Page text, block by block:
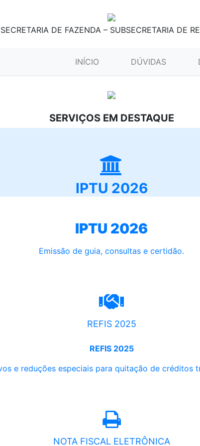
SECRETARIA DE FAZENDA – SUBSECRETARIA DE
INÍCIO (CURRENT)DÚVIDAS
SERVIÇOS EM DESTAQUE
IPTU 2026
IPTU 2026
Emissão de guia, consultas e certidão.
REFIS 2025
REFIS 2025
e reduções especiais para quitação de créditos
NOTA FISCAL ELETRÔNICA